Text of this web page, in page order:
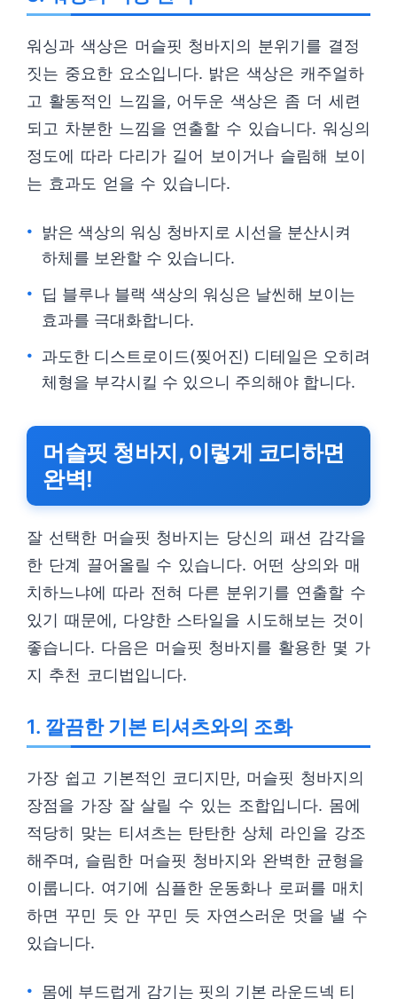
워싱과 색상은 머슬핏 청바지의 분위기를 결정
짓는 중요한 요소입니다. 밝은 색상은 캐주얼하
고 활동적인 느낌을, 어두운 색상은 좀 더 세련
되고 차분한 느낌을 연출할 수 있습니다. 워싱의
정도에 따라 다리가 길어 보이거나 슬림해 보이
는 효과도 얻을 수 있습니다.
밝은 색상의 워싱 청바지로 시선을 분산시켜
하체를 보완할 수 있습니다.
딥 블루나 블랙 색상의 워싱은 날씬해 보이는
효과를 극대화합니다.
과도한 디스트로이드(찢어진) 디테일은 오히려
체형을 부각시킬 수 있으니 주의해야 합니다.
머슬핏 청바지, 이렇게 코디하면
완벽!
잘 선택한 머슬핏 청바지는 당신의 패션 감각을
한 단계 끌어올릴 수 있습니다. 어떤 상의와 매
치하느냐에 따라 전혀 다른 분위기를 연출할 수
있기 때문에, 다양한 스타일을 시도해보는 것이
좋습니다. 다음은 머슬핏 청바지를 활용한 몇 가
지 추천 코디법입니다.
1. 깔끔한 기본 티셔츠와의 조화
가장 쉽고 기본적인 코디지만, 머슬핏 청바지의
장점을 가장 잘 살릴 수 있는 조합입니다. 몸에
적당히 맞는 티셔츠는 탄탄한 상체 라인을 강조
해주며, 슬림한 머슬핏 청바지와 완벽한 균형을
이룹니다. 여기에 심플한 운동화나 로퍼를 매치
하면 꾸민 듯 안 꾸민 듯 자연스러운 멋을 낼 수
있습니다.
몸에 부드럽게 감기는 핏의 기본 라운드넥 티